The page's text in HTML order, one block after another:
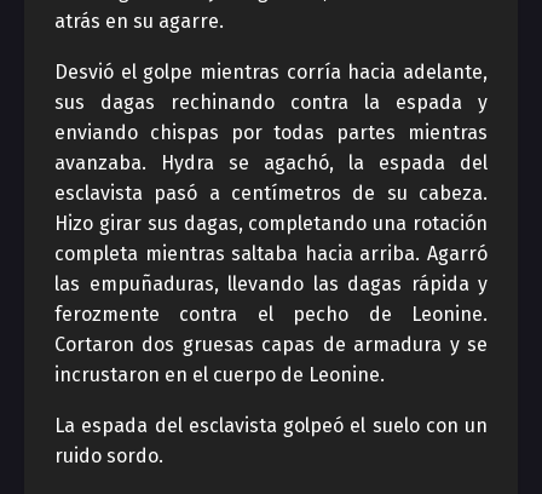
atrás en su agarre.
Desvió el golpe mientras corría hacia adelante,
sus dagas rechinando contra la espada y
enviando chispas por todas partes mientras
avanzaba. Hydra se agachó, la espada del
esclavista pasó a centímetros de su cabeza.
Hizo girar sus dagas, completando una rotación
completa mientras saltaba hacia arriba. Agarró
las empuñaduras, llevando las dagas rápida y
ferozmente contra el pecho de Leonine.
Cortaron dos gruesas capas de armadura y se
incrustaron en el cuerpo de Leonine.
La espada del esclavista golpeó el suelo con un
ruido sordo.